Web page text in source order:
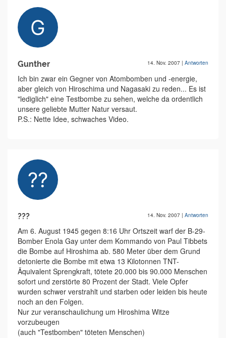
Gunther 14. Nov. 2007 | Antworten
Ich bin zwar ein Gegner von Atombomben und -energie,
aber gleich von Hiroschima und Nagasaki zu reden... Es ist
"lediglich" eine Testbombe zu sehen, welche da ordentlich
unsere geliebte Mutter Natur versaut.
P.S.: Nette Idee, schwaches Video.
??? 14. Nov. 2007 | Antworten
Am 6. August 1945 gegen 8:16 Uhr Ortszeit warf der B-29-
Bomber Enola Gay unter dem Kommando von Paul Tibbets
die Bombe auf Hiroshima ab. 580 Meter über dem Grund
detonierte die Bombe mit etwa 13 Kilotonnen TNT-
Äquivalent Sprengkraft, tötete 20.000 bis 90.000 Menschen
sofort und zerstörte 80 Prozent der Stadt. Viele Opfer
wurden schwer verstrahlt und starben oder leiden bis heute
noch an den Folgen.
Nur zur veranschaulichung um Hiroshima Witze
vorzubeugen
(auch "Testbomben" töteten Menschen)